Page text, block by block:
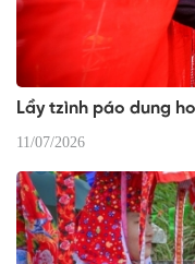
Lầy tzình páo dung
11/07/2026